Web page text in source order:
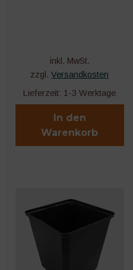
inkl. MwSt.
zzgl.Versandkosten
Lieferzeit: 1-3 Werktage
In den
Warenkorb